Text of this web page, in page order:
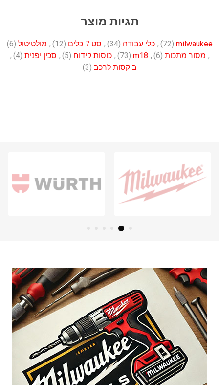
תגיות מוצר
milwaukee
(72)
, כלי עבודה (34)
, סט 7 כלים (12)
, מולטיטול (6)
, מסור מתכות (6)
,
m18
(73)
, כוסות קידוח (5)
, סכין יפנית (4)
,
בוקסות לרכב (3)